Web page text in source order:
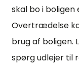
skal bo i
Overtrædelse
brug af boligen.
spørg udlejer til